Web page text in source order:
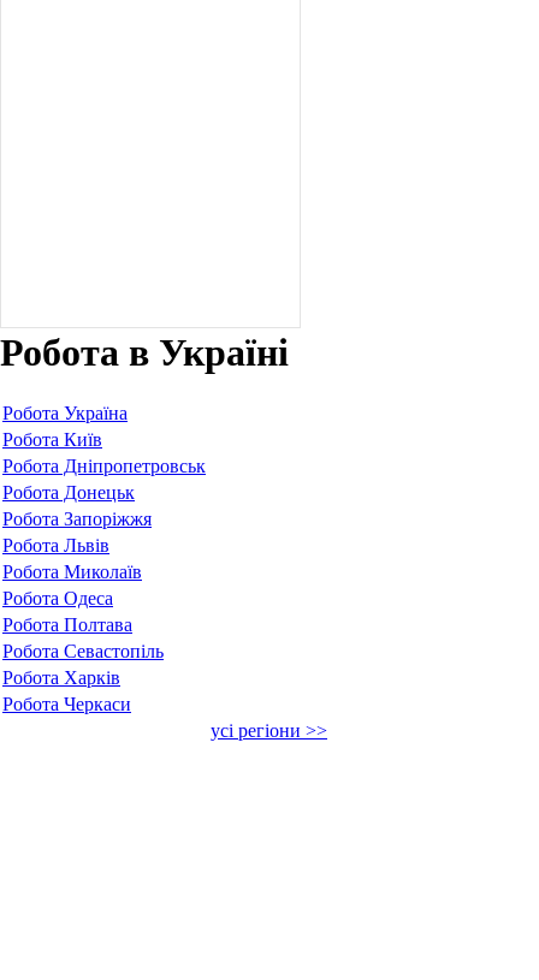
Робота в Україні
Робота Україна
Робота Київ
Робота Дніпропетровськ
Робота Донецьк
Робота Запоріжжя
Робота Львів
Робота Миколаїв
Робота Одеса
Робота Полтава
Робота Севастопіль
Робота Харків
Робота Черкаси
усі регіони >>